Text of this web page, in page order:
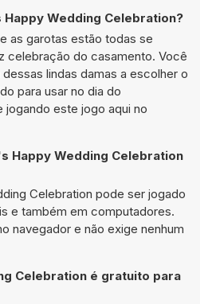
Wedding Celebration?
as garotas estão todas se
celebração do casamento. Você
lindas damas a escolher o
para usar no dia do
este jogo aqui no
Happy Wedding Celebration
Celebration pode ser jogado
e também em computadores.
navegador e não exige nenhum
Celebration é gratuito para